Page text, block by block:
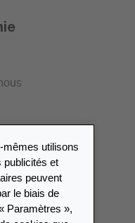
mêmes utilisons
publicités et
peuvent
le biais de
Paramètres »,